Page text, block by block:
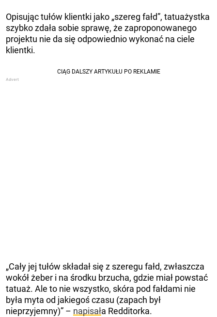
Opisując tułów klientki jako „szereg fałd”, tatuażystka
szybko zdała sobie sprawę, że zaproponowanego
projektu nie da się odpowiednio wykonać na ciele
klientki.
„Cały jej tułów składał się z szeregu fałd, zwłaszcza
wokół żeber i na środku brzucha, gdzie miał powstać
tatuaż. Ale to nie wszystko, skóra pod fałdami nie
była myta od jakiegoś czasu (zapach był
nieprzyjemny)” – napisała Redditorka.